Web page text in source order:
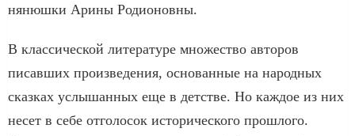
нянюшки Арины Родионовны.
В классической литературе множество авторов
писавших произведения, основанные на народных
сказках услышанных еще в детстве. Но каждое из них
несет в себе отголосок исторического прошлого.